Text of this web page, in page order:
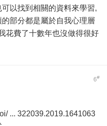
以找到相關的資料來學習,
部分都是屬於自我心理層
花費了十數年也沒做得很好
6#
... 322039.2019.1641063